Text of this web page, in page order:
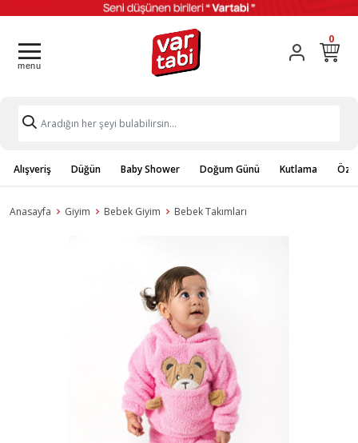
0
Alışveriş Düğün Baby Shower Doğum Günü Kutlama
Anasayfa Giyim Bebek Giyim Bebek Takımları